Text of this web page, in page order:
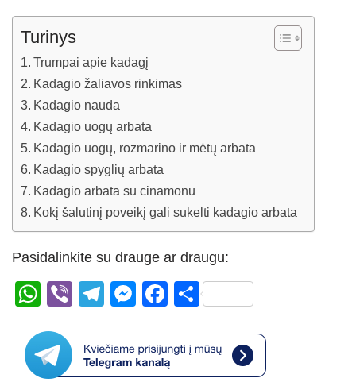
Turinys
Trumpai apie kadagį
Kadagio žaliavos rinkimas
Kadagio nauda
Kadagio uogų arbata
Kadagio uogų, rozmarino ir mėtų arbata
Kadagio spyglių arbata
Kadagio arbata su cinamonu
Kokį šalutinį poveikį gali sukelti kadagio arbata
Pasidalinkite su drauge ar draugu:
W
at
s
Vi
er
T
e
gr
M
ss
e
F
c
e
S
ar
e